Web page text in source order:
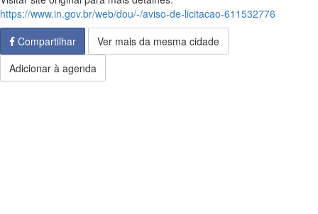
https://www.in.gov.br/web/dou/-/aviso-de-licitacao-611532776
Compartilhar
Ver mais da mesma cidade
Adicionar à agenda